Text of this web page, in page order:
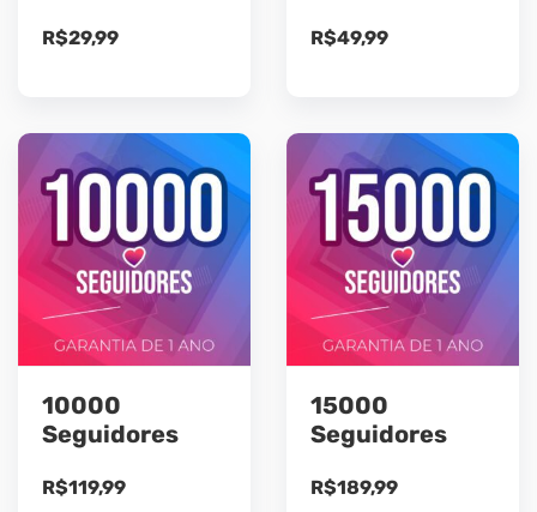
R$29,99 R$49,99
10000
Seguidores
R$119,99
15000
Seguidores
R$189,99